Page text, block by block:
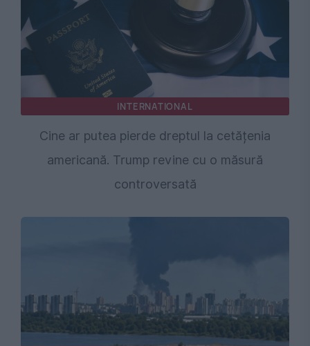
INTERNATIONAL
Cine ar putea pierde dreptul la cetățenia
americană. Trump revine cu o măsură
controversată